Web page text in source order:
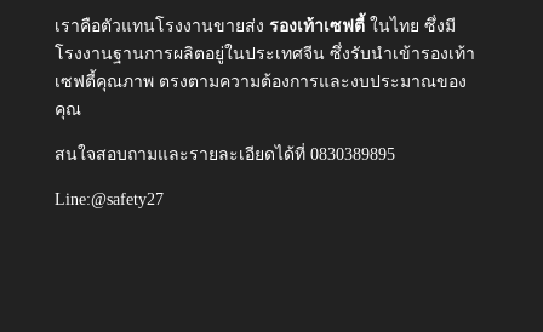
เราคือตัวแทนโรงงานขายส่ง รองเท้าเซฟตี้ ในไทย ซึ่งมี
โรงงานฐานการผลิตอยู่ในประเทศจีน ซึ่งรับนำเข้ารองเท้า
เซฟตี้คุณภาพ ตรงตามความต้องการและงบประมาณของ
คุณ
สนใจสอบถามและรายละเอียดได้ที่ 0830389895
Line:@safety27